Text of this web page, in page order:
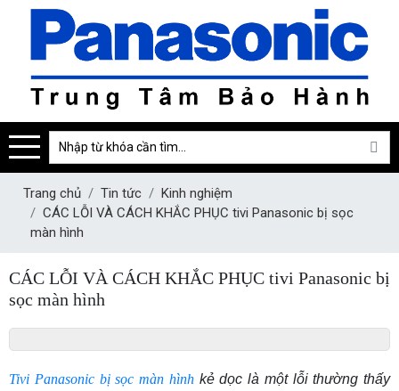
Trang chủ Tin tức
Kinh nghiệm
CÁC LỖI VÀ CÁCH KHẮC PHỤC tivi Panasonic bị sọc
màn hình
CÁC LỖI VÀ CÁCH KHẮC PHỤC tivi Panasonic bị
sọc màn hình
Tivi Panasonic bị sọc màn hình kẻ dọc là một lỗi thường thấy